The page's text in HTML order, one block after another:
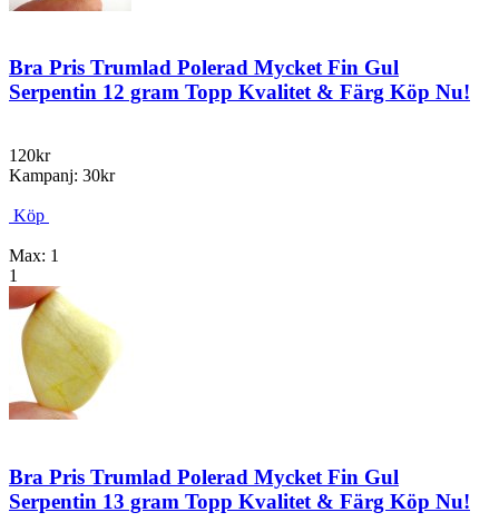
Bra Pris Trumlad Polerad Mycket Fin Gul
Serpentin 12 gram Topp Kvalitet & Färg Köp Nu!
120kr
Kampanj: 30kr
Köp
Max: 1
1
Bra Pris Trumlad Polerad Mycket Fin Gul
Serpentin 13 gram Topp Kvalitet & Färg Köp Nu!